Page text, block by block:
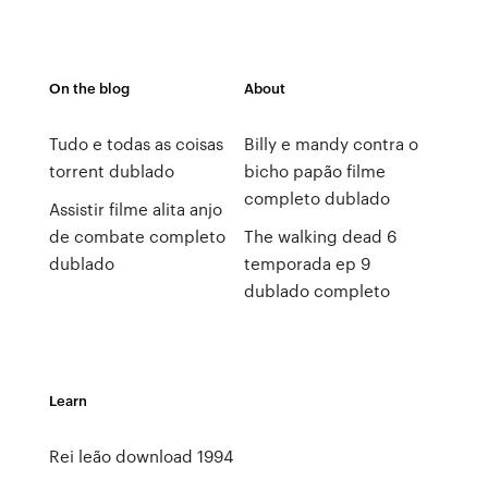
On the blog
Tudo e todas as coisas
torrent dublado
Assistir filme alita anjo
de combate completo
dublado
About
Billy e mandy contra o
bicho papão filme
completo dublado
The walking dead 6
temporada ep 9
dublado completo
Learn
Rei leão download 1994